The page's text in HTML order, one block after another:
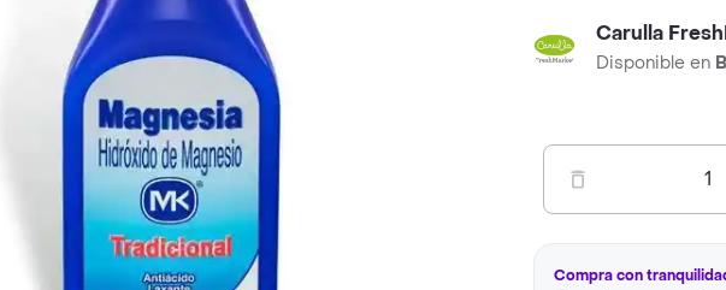
Carulla
Disponible en
1
Compra con